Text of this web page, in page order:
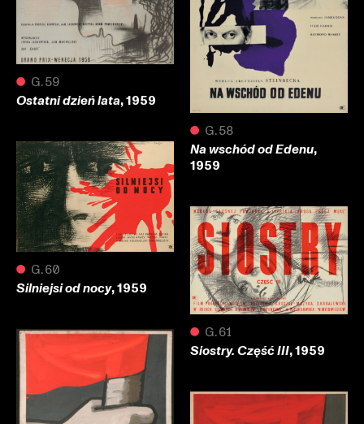
● G.58
Na wschód od Edenu,
1959
● G.59
Ostatni dzień lata, 1959
● G.60
Silniejsi od nocy, 1959
● G.61
Siostry. Część III, 1959